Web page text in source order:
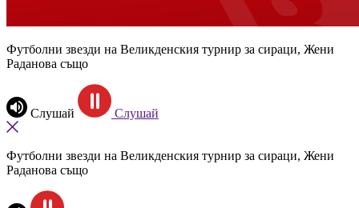
Футболни звезди на Великденския турнир за сираци, Жени
Раданова също
Слушай Слушай
Футболни звезди на Великденския турнир за сираци, Жени
Раданова също